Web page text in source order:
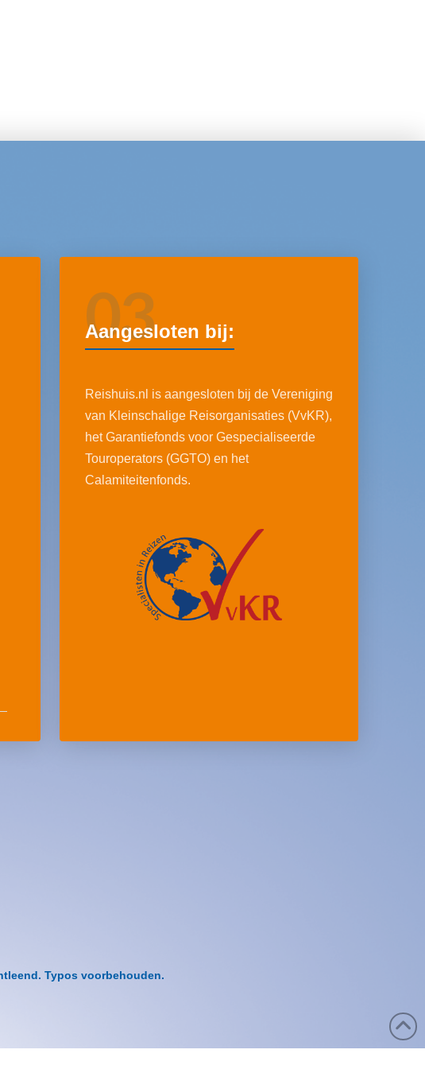
03
Aangesloten bij:
Reishuis.nl is aangesloten bij de Vereniging
van Kleinschalige Reisorganisaties (VvKR),
het Garantiefonds voor Gespecialiseerde
Touroperators (GGTO) en het
Calamiteitenfonds.
Typos voorbehouden.